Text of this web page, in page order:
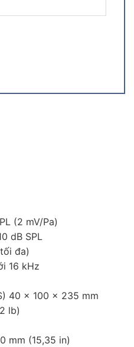
(2 mV/Pa)
dB SPL
đa)
16 kHz
40 x 100 x 235 mm
lb)
mm (15,35 in)